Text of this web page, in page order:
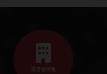
運営者情報